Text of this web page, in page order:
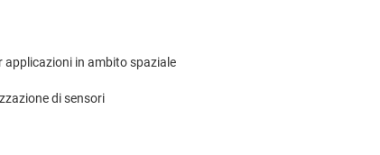
applicazioni in ambito spaziale
di sensori